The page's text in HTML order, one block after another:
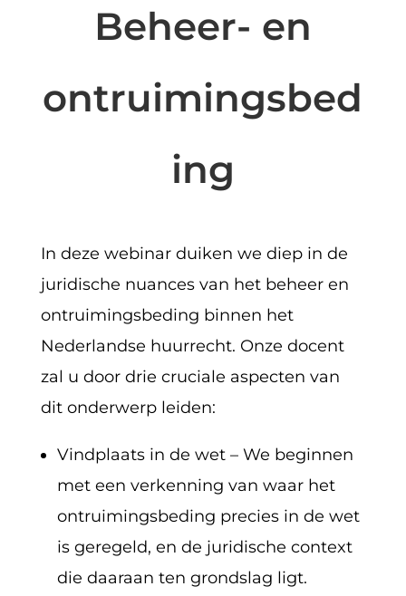
Beheer- en
ontruimingsbed
ing
In deze webinar duiken we diep in de
juridische nuances van het beheer en
ontruimingsbeding binnen het
Nederlandse huurrecht. Onze docent
zal u door drie cruciale aspecten van
dit onderwerp leiden:
Vindplaats in de wet – We beginnen
met een verkenning van waar het
ontruimingsbeding precies in de wet
is geregeld, en de juridische context
die daaraan ten grondslag ligt.